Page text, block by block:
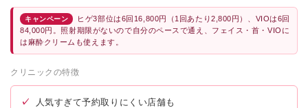
キャンペーン
ヒゲ3部位は6回16,800円（1回あたり2,800円）、VIOは6回
84,000円。照射期限がないので自分のペースで通え、フェイス・首・VIOに
は麻酔クリームも使えます。
クリニックの特徴
✓ 人気すぎて予約取りにくい店舗も